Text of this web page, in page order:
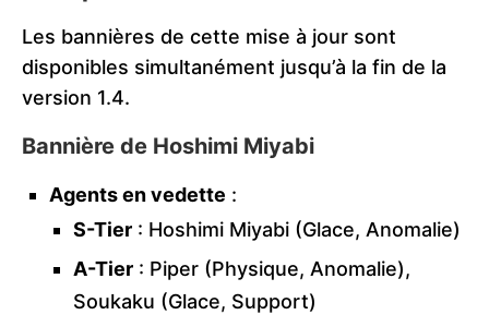
Les bannières de cette mise à jour sont
disponibles simultanément jusqu’à la fin de la
version 1.4.
Bannière de Hoshimi Miyabi
Agents en vedette :
S-Tier : Hoshimi Miyabi (Glace, Anomalie)
A-Tier : Piper (Physique, Anomalie),
Soukaku (Glace, Support)